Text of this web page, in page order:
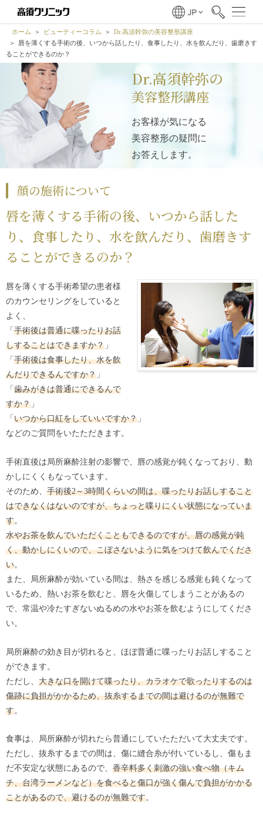
ホーム ビューティーコラム
Dr.高須幹弥の美容整形講座
唇を薄くする手術の後、いつから話したり、食事したり、水を飲んだり、歯磨きす
ることができるのか？
Dr.高須幹弥の
美容整形講座
お客様が気になる
美容整形の疑問に
お答えします。
顔の施術について
唇を薄くする手術の後、いつから話した
り、食事したり、水を飲んだり、歯磨きす
ることができるのか？
唇を薄くする手術希望の患者様
のカウンセリングをしていると
よく、
「 手術後は普通に喋ったりお話
しすることはできますか？ 」
「 手術後は食事したり、水を飲
んだりできるんですか？ 」
「 歯みがきは普通にできるんで
すか？ 」
「 いつから口紅をしていいですか？ 」
などのご質問をいたただきます。
手術直後は局所麻酔注射の影響で、唇の感覚が鈍くなっており、動
かしにくくもなっています。
そのため、 手術後2～3時間くらいの間は、喋ったりお話しすること
はできなくはないのですが、ちょっと喋りにくい状態になっていま
す。
水やお茶を飲んでいただくこともできるのですが、唇の感覚が鈍
く、動かしにくいので、こぼさないように気をつけて飲んでくださ
い。
また、局所麻酔が効いている間は、熱さを感じる感覚も鈍くなって
いるため、熱いお茶を飲むと、唇を火傷してしまうことがあるの
で、常温や冷たすぎないぬるめの水やお茶を飲むようにしてくださ
い。
局所麻酔の効き目が切れると、ほぼ普通に喋ったりお話しすること
ができます。
ただし、 大きな口を開けて喋ったり、カラオケで歌ったりするのは
傷跡に負担がかかるため、抜糸するまでの間は避けるのが無難で
す。
食事は、局所麻酔が切れたら普通にしていたただいて大丈夫です。
ただし、抜糸するまでの間は、傷に縫合糸が付いているし、傷もま
だ不安定な状態にあるので、 香辛料多く刺激の強い食べ物（キム
チ、台湾ラーメンなど）を食べると傷口が強く傷んで負担がかかる
ことがあるので、避けるのが無難です。